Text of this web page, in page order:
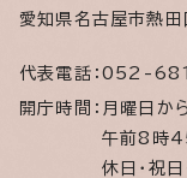
愛知県名古屋市熱
代表電話： 052-
開庁時間： 月曜日か
午前8時
休日・祝